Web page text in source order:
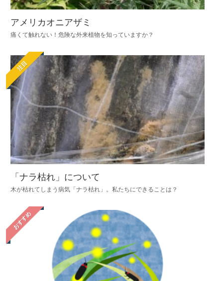
アメリカオニアザミ
痛くて触れない！危険な外来植物を知っていますか？
注目
「ナラ枯れ」について
木が枯れてしまう病気「ナラ枯れ」。私たちにできることは？
おすすめ